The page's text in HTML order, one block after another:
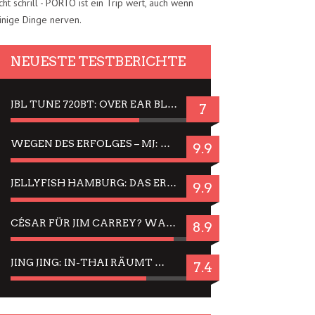
schrill - PORTO ist ein Trip wert, auch wenn
Dinge nerven.
NEUESTE TESTBERICHTE
JBL TUNE 720BT: OVER EAR BLUETOOTH KOPFHÖRER UM DIE 50,-€ IM DAUER-TEST 7
WEGEN DES ERFOLGES – MJ: MICHAEL JACKSON MUSICAL IN EINER MATINEE SEHEN 9.9
JELLYFISH HAMBURG: DAS ERFOLGREICHE SOMMER-MENÜ 2025 IN GEFÜHLEN UND BILDERN 9.9
CÉSAR FÜR JIM CARREY? WARUM DAS EINER DER NERVIGSTEN ACTORS IST UND BLEIBT 8.9
JING JING: IN-THAI RÄUMT WIEDER TITEL AB – EIN ZWEI-STUNDEN-ERLEBNISBERICHT 7.4